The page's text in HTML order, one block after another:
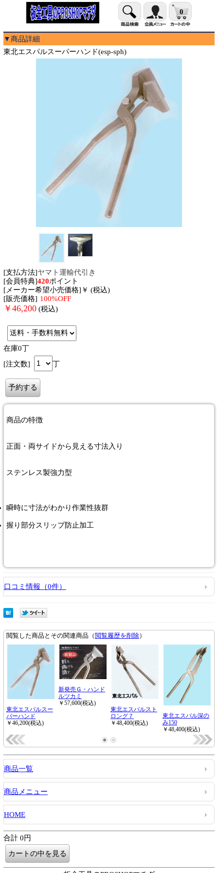
0
▼商品詳細
東北エスパルスーパーハンド(esp-sph)
[支払方法]ヤマト運輸代引き
[会員特典]420ポイント
[メーカー希望小売価格]￥ (税込)
[販売価格] 100%OFF
￥ 46,200 (税込)
在庫0丁
[注文数]
丁
商品の特徴
正面・両サイドから見える寸法入り
ステンレス製強力型
瞬時に寸法がわかり作業性抜群
握り部分スリップ防止加工
口コミ情報（0件）
商品一覧
商品メニュー
HOME
合計 0円